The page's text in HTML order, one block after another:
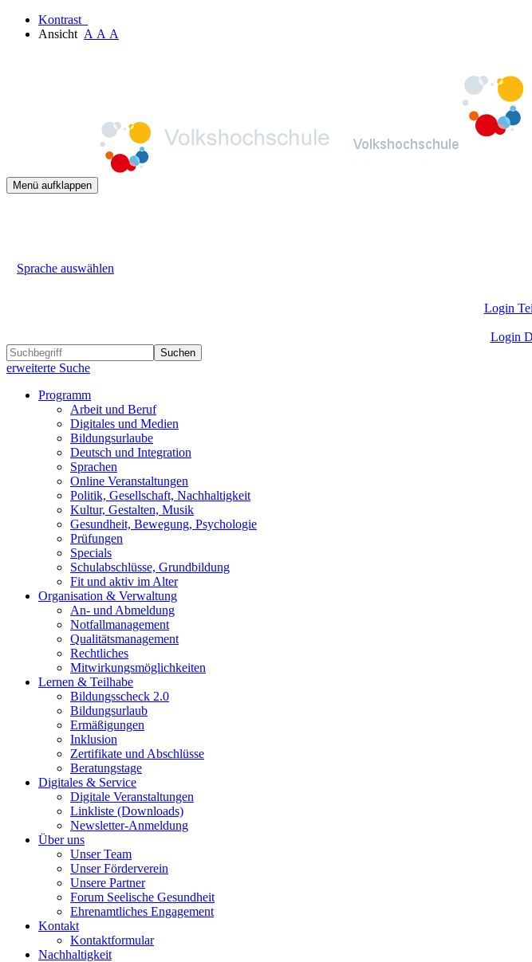
Kontrast
Ansicht A A A
Menü aufklappen
Sprache auswählen
Login
Login
Suchen
erweiterte Suche
Programm
Arbeit und Beruf
Digitales und Medien
Bildungsurlaube
Deutsch und Integration
Sprachen
Online Veranstaltungen
Politik, Gesellschaft, Nachhaltigkeit
Kultur, Gestalten, Musik
Gesundheit, Bewegung, Psychologie
Prüfungen
Specials
Schulabschlüsse, Grundbildung
Fit und aktiv im Alter
Organisation & Verwaltung
An- und Abmeldung
Notfallmanagement
Qualitätsmanagement
Rechtliches
Mitwirkungsmöglichkeiten
Lernen & Teilhabe
Bildungsscheck 2.0
Bildungsurlaub
Ermäßigungen
Inklusion
Zertifikate und Abschlüsse
Beratungstage
Digitales & Service
Digitale Veranstaltungen
Linkliste (Downloads)
Newsletter-Anmeldung
Über uns
Unser Team
Unser Förderverein
Unsere Partner
Forum Seelische Gesundheit
Ehrenamtliches Engagement
Kontakt
Kontaktformular
Nachhaltigkeit